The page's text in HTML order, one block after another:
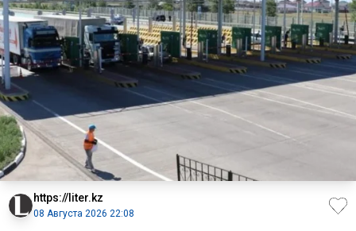
https://liter.kz
08 Августа 2026 22:08